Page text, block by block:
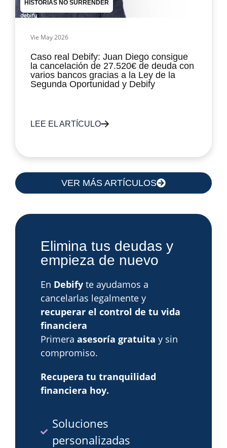
HISTORIAS NO SURRENDER
Vie May 2026
Caso real Debify: Juan Diego consigue
la cancelación de 27.520€ de deuda con
varios bancos gracias a la Ley de la
Segunda Oportunidad y Debify
LEE EL ARTÍCULO
VER MÁS ARTÍCULOS
Elimina tus deudas y
empieza de nuevo
En Debify te ayudamos a
cancelarlas legalmente y
recuperar el control de tu vida
financiera
Primera asesoría gratuita y sin
compromiso.
Recupera tu tranquilidad
financiera hoy.
Soluciones
personalizadas